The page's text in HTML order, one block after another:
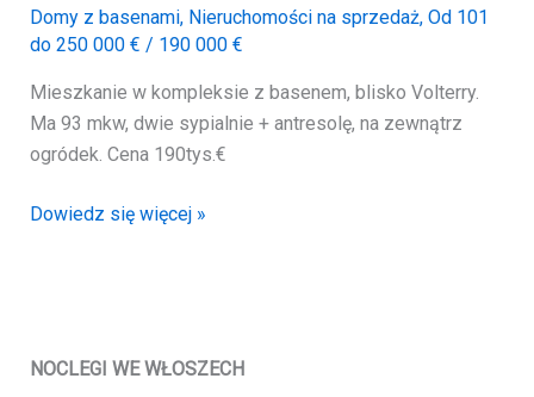
Domy z basenami, Nieruchomości na sprzedaż, Od 101
do 250 000 € / 190 000 €
Mieszkanie w kompleksie z basenem, blisko Volterry.
Ma 93 mkw, dwie sypialnie + antresolę, na zewnątrz
ogródek. Cena 190tys.€
Mieszkanie
Volterra
Dowiedz się więcej »
NOCLEGI WE WŁOSZECH